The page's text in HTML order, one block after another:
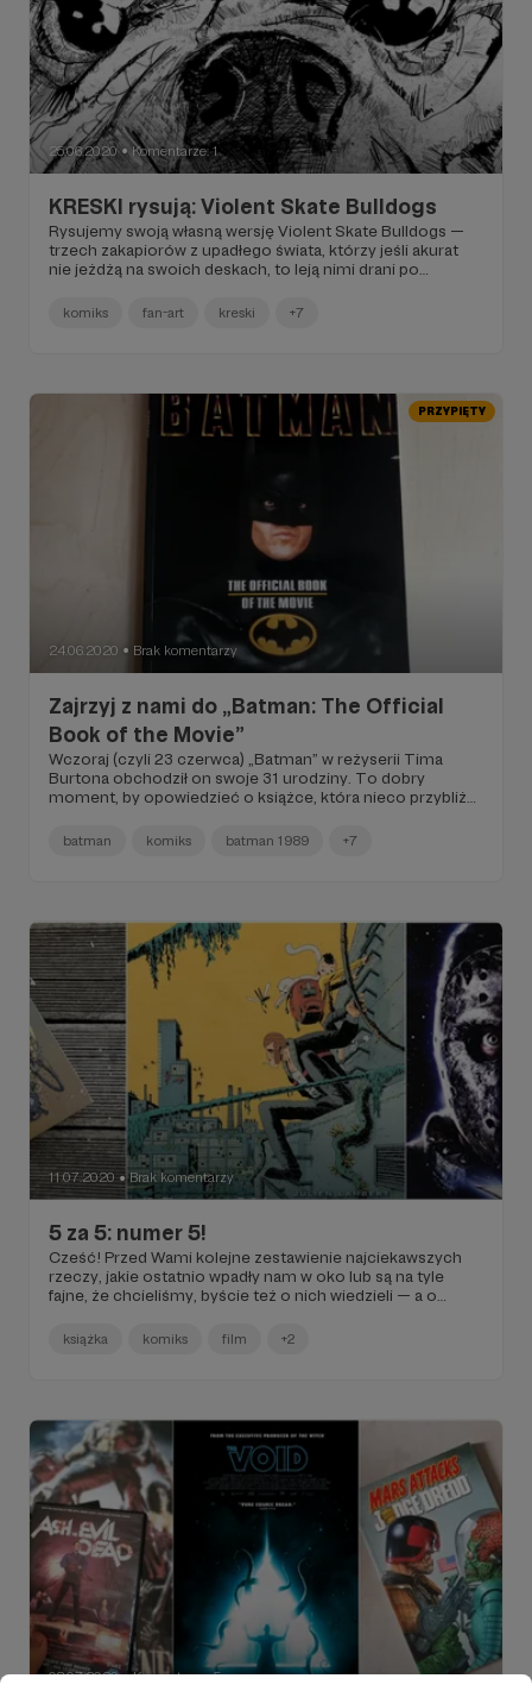
25.06.2020 ● Komentarze: 1
KRESKI rysują: Violent Skate Bulldogs
Rysujemy swoją własną wersję Violent Skate Bulldogs —
trzech zakapiorów z upadłego świata, którzy jeśli akurat
nie jeżdżą na swoich deskach, to leją nimi drani po
Łukasza Kowalczuka, zagadując go o genezę Violent Skate
komiks fan-art kreski +7
PRZYPIĘTY
24.06.2020 ● Brak komentarzy
Zajrzyj z nami do „Batman: The Official
Book of the Movie”
Wczoraj (czyli 23 czerwca) „Batman” w reżyserii Tima
Burtona obchodził on swoje 31 urodziny. To dobry
moment, by opowiedzieć o książce, która nieco przybliży
fakty na temat filmu, który zmienił wszystko w świecie
batman komiks batman 1989 +7
11.07.2020 ● Brak komentarzy
5 za 5: numer 5!
Cześć! Przed Wami kolejne zestawienie najciekawszych
rzeczy, jakie ostatnio wpadły nam w oko lub są na tyle
fajne, że chcieliśmy, byście też o nich wiedzieli — a o
wsparcie, czekamy na Wasze opinie, sugestie,
komplementy albo krytykę!
książka komiks film +2
03.07.2020 ● Komentarze: 5